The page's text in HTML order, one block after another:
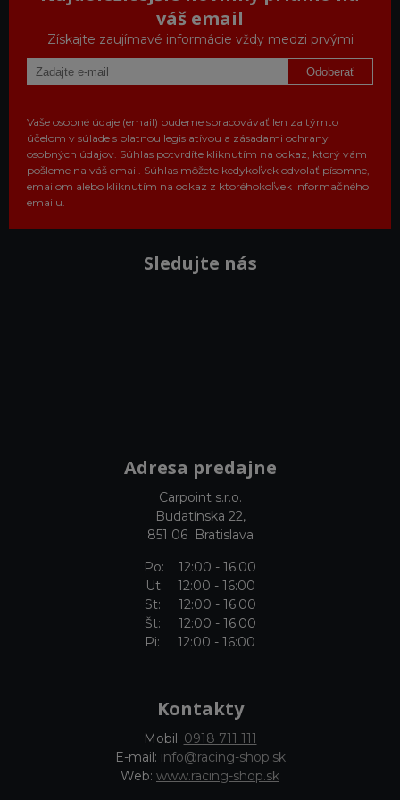
váš email
Získajte zaujímavé informácie vždy medzi prvými
Odoberať
Vaše osobné údaje (email) budeme spracovávať len za týmto
účelom v súlade s platnou legislatívou a zásadami ochrany
osobných údajov. Súhlas potvrdíte kliknutím na odkaz, ktorý vám
pošleme na váš email. Súhlas môžete kedykoľvek odvolať písomne,
emailom alebo kliknutím na odkaz z ktoréhokoľvek informačného
emailu.
Sledujte nás
Adresa predajne
Carpoint s.r.o.
Budatínska 22,
851 06 Bratislava
Po: 12:00 - 16:00
Ut: 12:00 - 16:00
St: 12:00 - 16:00
Št: 12:00 - 16:00
Pi: 12:00 - 16:00
Kontakty
Mobil: 0918 711 111
E-mail: info@racing-shop.sk
Web: www.racing-shop.sk